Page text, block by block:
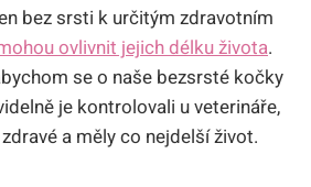
bez srsti k určitým zdravotním
ovlivnit jejich délku života.
se o naše bezsrsté kočky
je kontrolovali u veterináře,
a měly co nejdelší život.